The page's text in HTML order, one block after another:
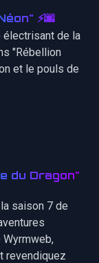
⚡🌆
électrisant de la
"Rébellion
et le pouls de
du Dragon"
saison 7 de
revendiquez